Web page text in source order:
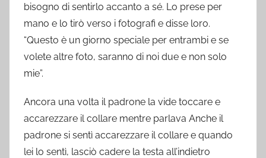
bisogno di sentirlo accanto a sé. Lo prese per
mano e lo tirò verso i fotografi e disse loro.
“Questo è un giorno speciale per entrambi e se
volete altre foto, saranno di noi due e non solo
mie”.
Ancora una volta il padrone la vide toccare e
accarezzare il collare mentre parlava Anche il
padrone si sentì accarezzare il collare e quando
lei lo sentì, lasciò cadere la testa all’indietro